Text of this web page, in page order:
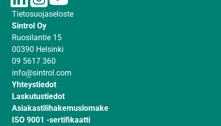
i
n
k
e
d
I
n
n
s
a
g
r
a
m
u
Tietosuojaseloste
Sintrol Oy
Ruosilantie 15
00390 Helsinki
09 5617 360
info@sintrol.com
Yhteystiedot
Laskutustiedot
Asiakastilihakemuslomake
ISO 9001 -sertifikaatti